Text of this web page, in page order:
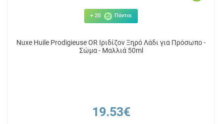
+ 20 Πόντοι
Nuxe Huile Prodigieuse OR Ιριδίζον Ξηρό Λάδι για Πρόσωπο -
Σώμα - Μαλλιά 50ml
19.53€